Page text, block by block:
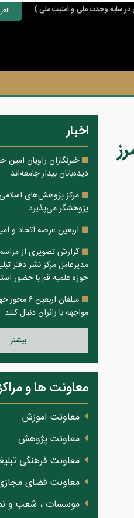
در سایه وحدت ملی و امنیت ملی )
اخبار
خبرنگاران راویان
دیده‌بانان بیدار جامعه‌اند
مرکز پژوهش‌های
پژوهشگر می‌پذیرد
اربعین عرصه اتحاد و
گزارش تصویری از
مدیرعامل مرکز نشر دفتر
حوزه علمیه قم با حضور
مبلغان
مواجهه با زائران دنبال کنند
بيشتر
معاونت ها و
معاونت آموزش
معاونت پژوهش
معاونت فرهنگی
معاونت فضای
موسسات ، شعب و